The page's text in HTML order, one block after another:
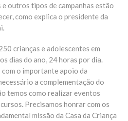
e outros tipos de campanhas estão
como explica o presidente da
crianças e adolescentes em
dias do ano, 24 horas por dia.
com o importante apoio da
a complementação do
temos como realizar eventos
Precisamos honrar com os
missão da Casa da Criança